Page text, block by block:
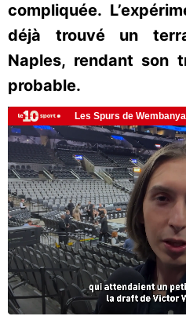
compliquée.
déjà trouvé un
Naples, rendant son
probable.